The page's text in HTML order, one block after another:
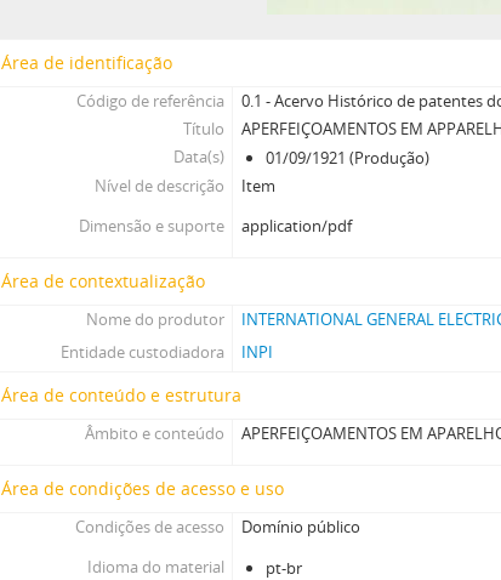
Área de identificação
Código de referência
0.1 - Acervo Histórico de patentes
Título
APERFEIÇOAMENTOS EM
Data(s)
01/09/1921 (Produção)
Nível de descrição
Item
Dimensão e suporte
application/pdf
Área de contextualização
Nome do produtor
INTERNATIONAL GENERAL
Entidade custodiadora
INPI
Área de conteúdo e estrutura
Âmbito e conteúdo APERFEIÇOAMENTOS EM
Área de condições de acesso e uso
Condições de acesso
Domínio público
Idioma do material
pt-br